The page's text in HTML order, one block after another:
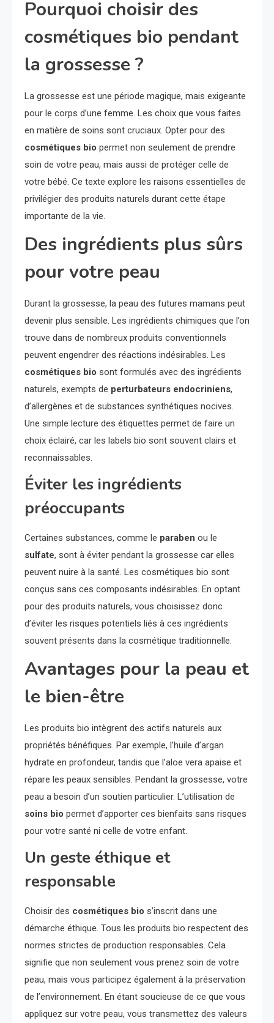
Pourquoi choisir des
cosmétiques bio pendant
la grossesse ?
La grossesse est une période magique, mais exigeante
pour le corps d’une femme. Les choix que vous faites
en matière de soins sont cruciaux. Opter pour des
cosmétiques bio permet non seulement de prendre
soin de votre peau, mais aussi de protéger celle de
votre bébé. Ce texte explore les raisons essentielles de
privilégier des produits naturels durant cette étape
importante de la vie.
Des ingrédients plus sûrs
pour votre peau
Durant la grossesse, la peau des futures mamans peut
devenir plus sensible. Les ingrédients chimiques que l’on
trouve dans de nombreux produits conventionnels
peuvent engendrer des réactions indésirables. Les
cosmétiques bio sont formulés avec des ingrédients
naturels, exempts de perturbateurs endocriniens,
d’allergènes et de substances synthétiques nocives.
Une simple lecture des étiquettes permet de faire un
choix éclairé, car les labels bio sont souvent clairs et
reconnaissables.
Éviter les ingrédients
préoccupants
Certaines substances, comme le paraben ou le
sulfate, sont à éviter pendant la grossesse car elles
peuvent nuire à la santé. Les cosmétiques bio sont
conçus sans ces composants indésirables. En optant
pour des produits naturels, vous choisissez donc
d’éviter les risques potentiels liés à ces ingrédients
souvent présents dans la cosmétique traditionnelle.
Avantages pour la peau et
le bien-être
Les produits bio intègrent des actifs naturels aux
propriétés bénéfiques. Par exemple, l’huile d’argan
hydrate en profondeur, tandis que l’aloe vera apaise et
répare les peaux sensibles. Pendant la grossesse, votre
peau a besoin d’un soutien particulier. L’utilisation de
soins bio permet d’apporter ces bienfaits sans risques
pour votre santé ni celle de votre enfant.
Un geste éthique et
responsable
Choisir des cosmétiques bio s’inscrit dans une
démarche éthique. Tous les produits bio respectent des
normes strictes de production responsables. Cela
signifie que non seulement vous prenez soin de votre
peau, mais vous participez également à la préservation
de l’environnement. En étant soucieuse de ce que vous
appliquez sur votre peau, vous transmettez des valeurs